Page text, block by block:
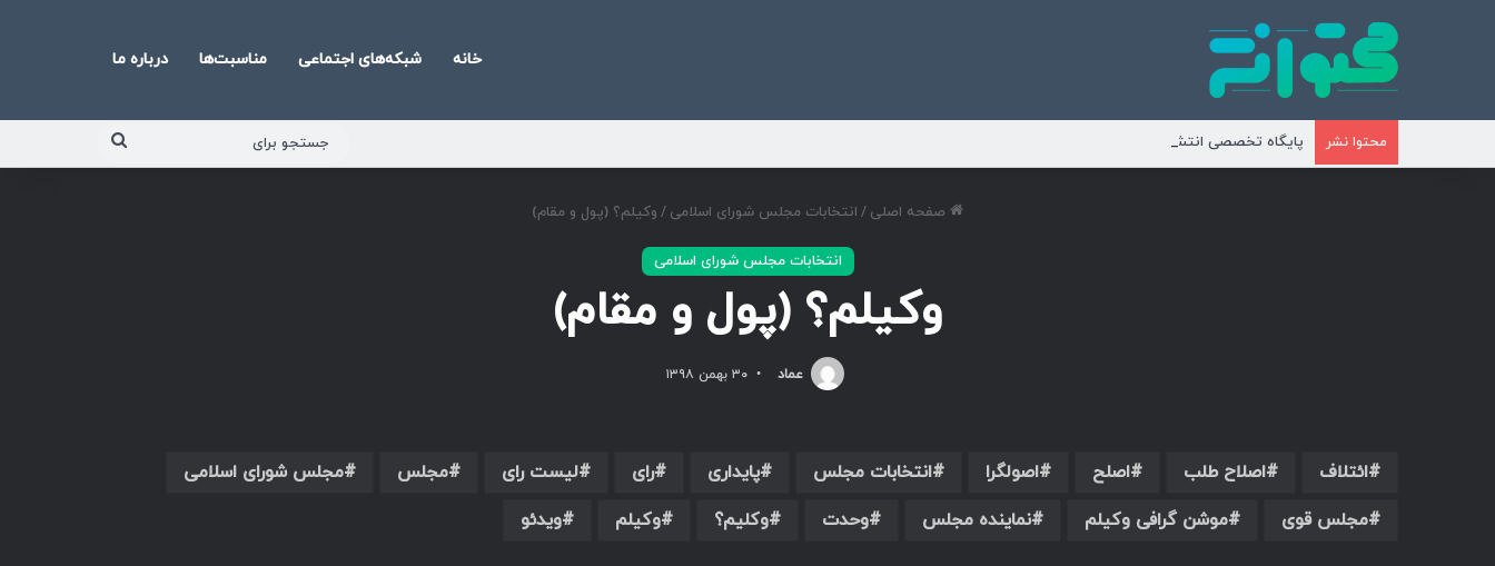
خانه شبکه‌های اجتماعی مناسبت‌ها درباره ما
محتوا نشر پایگاه تخصصی انتشار محتوای مناسبتی و موضوعی
صفحه اصلی / انتخابات مجلس شورای اسلامی / وکیلم؟ (پول و مقام)
انتخابات مجلس شورای اسلامی
وکیلم؟ (پول و مقام)
عماد ۳۰ بهمن ۱۳۹۸
ائتلاف اصلاح طلب اصلح اصولگرا انتخابات مجلس پایداری رای لیست رای مجلس
مجلس شورای اسلامی
مجلس قوی
موشن گرافی وکیلم نماینده مجلس وحدت وکلیم؟ وکیلم ویدئو